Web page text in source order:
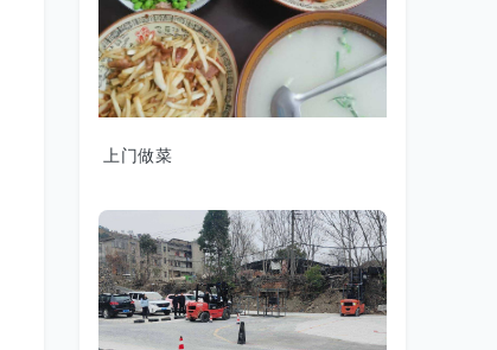
上门做菜